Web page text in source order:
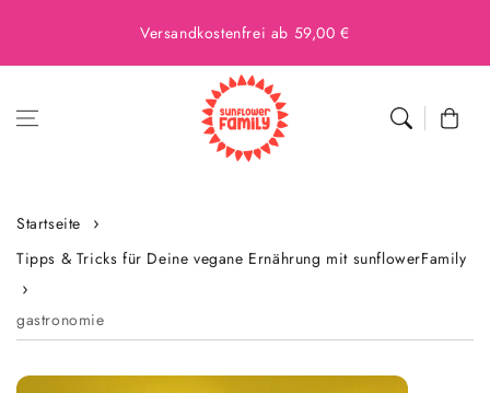
Versandkostenfrei ab 59,00 €
Startseite
Tipps & Tricks für Deine vegane Ernährung mit sunflowerFamily
gastronomie